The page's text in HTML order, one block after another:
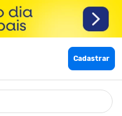
Cadastrar